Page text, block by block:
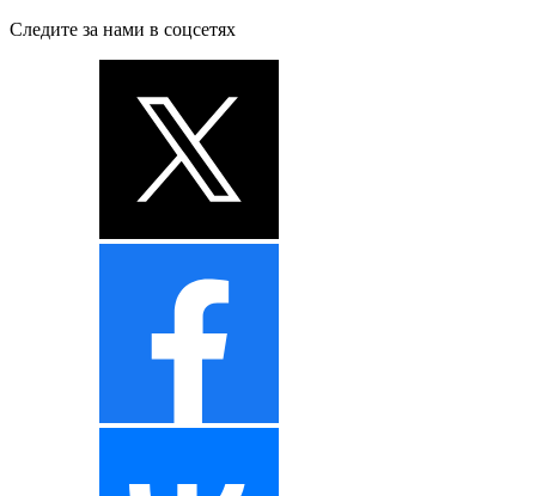
Следите за нами в соцсетях